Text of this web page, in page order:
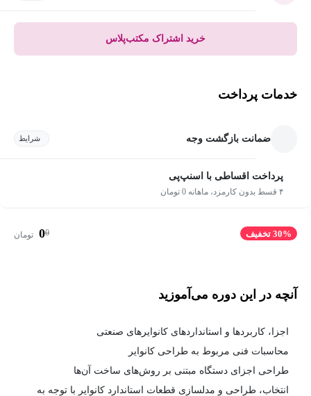
خرید اشتراک مکتب‌پلاس
خدمات پرداخت
ضمانت بازگشت وجه شرایط
پرداخت اقساطی با اسنپ‌پی
۴ قسط بدون کارمزد، ماهانه 0 تومان
30% تخفیف 0
0 تومان
آنچه در این دوره می‌آموزید
اجزا، کاربردها و استانداردهای کانوایرهای صنعتی
محاسبات فنی مربوط به طراحی کانوایر
طراحی اجزای دستگاه مبتنی بر روش‌های ساخت آن‌ها
انتخاب، طراحی و مدلسازی قطعات استاندارد کانوایر با توجه به